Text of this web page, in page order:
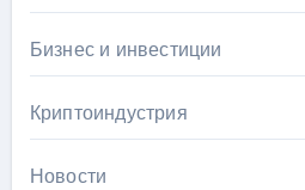
Бизнес и инвестиции
Криптоиндустрия
Новости